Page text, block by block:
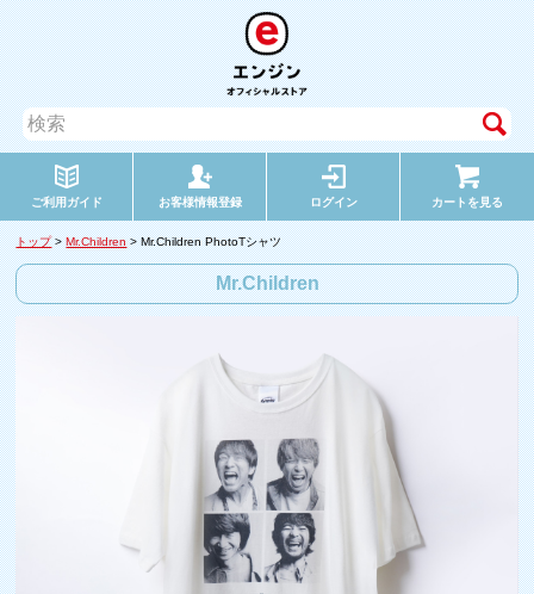
ご利用ガイド お客様情報登録 ログイン カートを見る
トップ>Mr.Children> Mr.Children PhotoTシャツ
Mr.Children